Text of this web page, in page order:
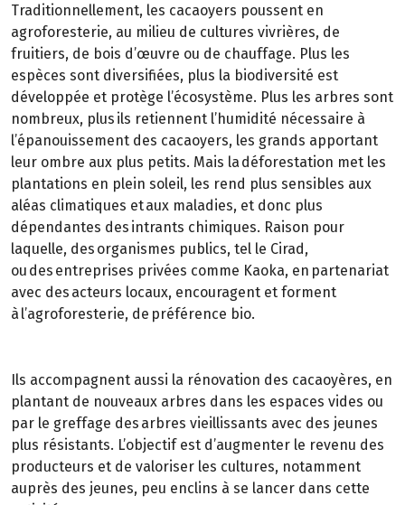
Traditionnellement, les cacaoyers poussent en
agroforesterie, au milieu de cultures vivrières, de
fruitiers, de bois d’œuvre ou de chauffage. Plus les
espèces sont diversifiées, plus la biodiversité est
développée et protège l’écosystème. Plus les arbres sont
nombreux, plus ils retiennent l’humidité nécessaire à
l’épanouissement des cacaoyers, les grands apportant
leur ombre aux plus petits. Mais la déforestation met les
plantations en plein soleil, les rend plus sensibles aux
aléas climatiques et aux maladies, et donc plus
dépendantes des intrants chimiques. Raison pour
laquelle, des organismes publics, tel le Cirad,
ou des entreprises privées comme Kaoka, en partenariat
avec des acteurs locaux, encouragent et forment
à l’agroforesterie, de préférence bio.
Ils accompagnent aussi la rénovation des cacaoyères, en
plantant de nouveaux arbres dans les espaces vides ou
par le greffage des arbres vieillissants avec des jeunes
plus résistants. L’objectif est d’augmenter le revenu des
producteurs et de valoriser les cultures, notamment
auprès des jeunes, peu enclins à se lancer dans cette